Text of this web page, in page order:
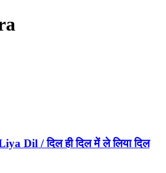
Dil / दिल ही दिल में ले लिया दिल